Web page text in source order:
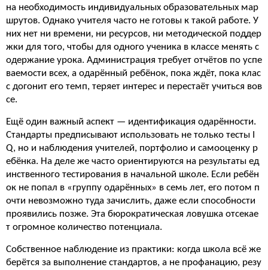
на необходимость индивидуальных образовательных мар
шрутов. Однако учителя часто не готовы к такой работе. У
них нет ни времени, ни ресурсов, ни методической поддер
жки для того, чтобы для одного ученика в классе менять с
одержание урока. Администрация требует отчётов по успе
ваемости всех, а одарённый ребёнок, пока ждёт, пока клас
с догонит его темп, теряет интерес и перестаёт учиться вов
се.
Ещё один важный аспект — идентификация одарённости.
Стандарты предписывают использовать не только тесты I
Q, но и наблюдения учителей, портфолио и самооценку р
ебёнка. На деле же часто ориентируются на результаты ед
инственного тестирования в начальной школе. Если ребён
ок не попал в «группу одарённых» в семь лет, его потом п
очти невозможно туда зачислить, даже если способности
проявились позже. Эта бюрократическая ловушка отсекае
т огромное количество потенциала.
Собственное наблюдение из практики: когда школа всё же
берётся за выполнение стандартов, а не профанацию, резу